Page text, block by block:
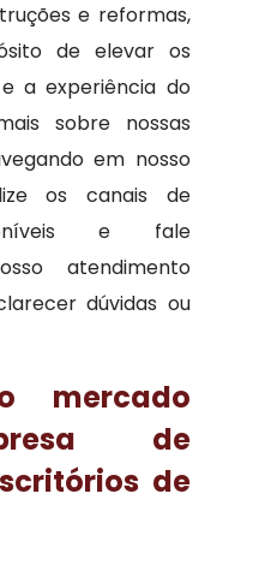
e reformas,
de elevar os
a experiência do
sobre nossas
em nosso
os canais de
e fale
atendimento
dúvidas ou
mercado
de
de